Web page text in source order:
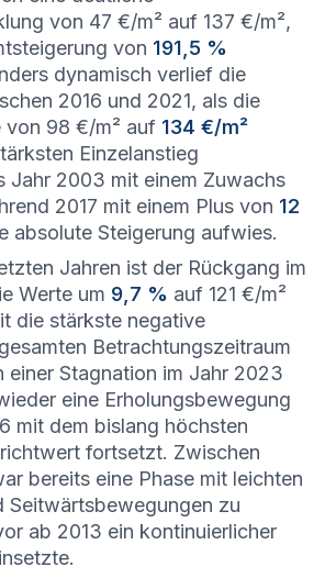
von 47 €/m² auf 137 €/m²,
von 191,5 %
dynamisch verlief die
2016 und 2021, als die
von 98 €/m² auf 134 €/m²
Einzelanstieg
Jahr 2003 mit einem Zuwachs
2017 mit einem Plus von 12
absolute Steigerung aufwies.
Jahren ist der Rückgang im
Werte um 9,7 % auf 121 €/m²
die stärkste negative
Betrachtungszeitraum
einer Stagnation im Jahr 2023
eine Erholungsbewegung
mit dem bislang höchsten
fortsetzt. Zwischen
bereits eine Phase mit leichten
Seitwärtsbewegungen zu
ab 2013 ein kontinuierlicher